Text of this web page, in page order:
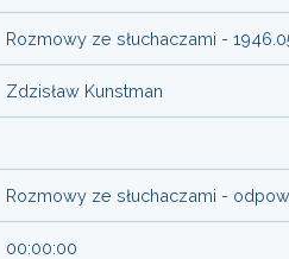
Rozmowy ze słuchaczami -
Zdzisław Kunstman
Rozmowy ze słuchaczami -
00:00:00